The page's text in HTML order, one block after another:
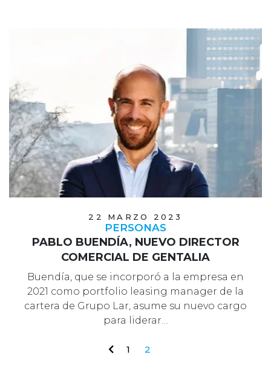
22 MARZO 2023
PERSONAS
PABLO BUENDÍA, NUEVO DIRECTOR
COMERCIAL DE GENTALIA
Buendía, que se incorporó a la empresa en
2021 como portfolio leasing manager de la
cartera de Grupo Lar, asume su nuevo cargo
para liderar…
1 2